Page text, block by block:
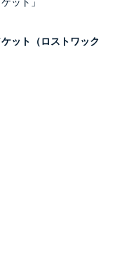
ット（ロストワック